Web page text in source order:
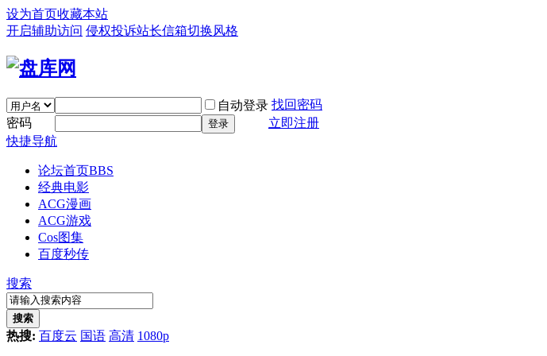
设为首页收藏本站
开启辅助访问 侵权投诉站长信箱切换风格
自动登录 找回密码
密码
登录
立即注册
快捷导航
论坛首页BBS
经典电影
ACG漫画
ACG游戏
Cos图集
百度秒传
搜索
搜索
热搜: 百度云 国语 高清 1080p